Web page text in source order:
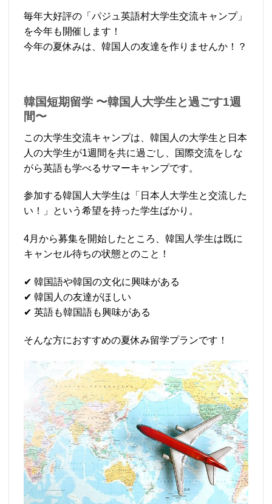
毎年大好評の「パジュ英語村大学生交流キャンプ」
を今年も開催します！
今年の夏休みは、韓国人の友達を作りませんか！？
韓国短期留学 〜韓国人大学生と過ごす1週
間〜
この大学生交流キャンプは、韓国人の大学生と日本
人の大学生が1週間を共に過ごし、国際交流をしな
がら英語も学べるサマーキャンプです。
参加する韓国人大学生は「日本人大学生と交流した
い！」という希望を持った学生ばかり。
4月から募集を開始したところ、韓国人学生は既に
キャンセル待ちの状態とのこと！
✔ 韓国語や韓国の文化に興味がある
✔ 韓国人の友達がほしい
✔ 英語も韓国語も興味がある
そんな方におすすめの夏休み留学プランです！